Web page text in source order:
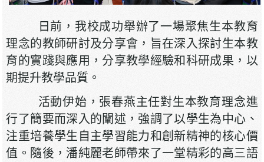
日前，我校成功舉辦了一場聚焦生本教育
理念的教師研討及分享會，旨在深入探討生本教
育的實踐與應用，分享教學經驗和科研成果，以
期提升教學品質。
活動伊始，張春燕主任對生本教育理念進
行了簡要而深入的闡述，強調了以學生為中心、
注重培養學生自主學習能力和創新精神的核心價
值。隨後，潘純麗老師帶來了一堂精彩的高三語